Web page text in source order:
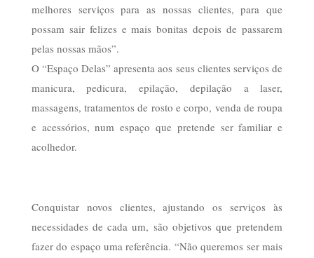
melhores serviços para as nossas clientes, para que
possam sair felizes e mais bonitas depois de passarem
pelas nossas mãos”.
O “Espaço Delas” apresenta aos seus clientes serviços de
manicura, pedicura, epilação, depilação a laser,
massagens, tratamentos de rosto e corpo, venda de roupa
e acessórios, num espaço que pretende ser familiar e
acolhedor.
Conquistar novos clientes, ajustando os serviços às
necessidades de cada um, são objetivos que pretendem
fazer do espaço uma referência. “Não queremos ser mais